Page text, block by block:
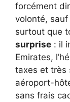
forcément
volonté,
surtout que
surprise : il
Emirates,
taxes et très
aéroport-
sans frais